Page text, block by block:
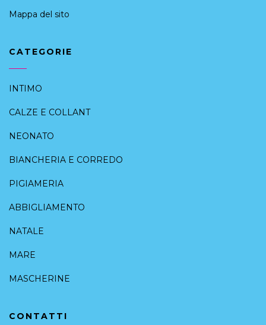
Mappa del sito
CATEGORIE
INTIMO
CALZE E COLLANT
NEONATO
BIANCHERIA E CORREDO
PIGIAMERIA
ABBIGLIAMENTO
NATALE
MARE
MASCHERINE
CONTATTI